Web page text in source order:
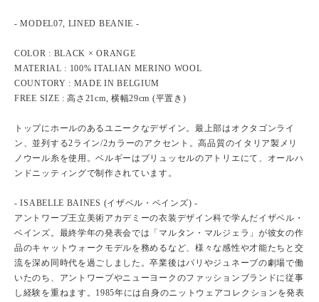
- MODEL07, LINED BEANIE -
COLOR : BLACK × ORANGE
MATERIAL : 100% ITALIAN MERINO WOOL
COUNTORY : MADE IN BELGIUM
FREE SIZE : 高さ21cm, 横幅29cm (平置き)
トップにホールのあるユニークなデザイン。最上部はオクタゴンライ
ン、並列する2ライン/2カラーのアクセント。高品質のイタリア製メリ
ノウール糸を使用。ベルギーはブリュッセルのアトリエにて、オールハ
ンドニッティングで制作されています。
- ISABELLE BAINES (イザベル・ベインズ) -
アントワープ王立美術アカデミーの衣装デザイン科で学んだイザベル・
ベインズ。最終学年の発表会では「マルタン・マルジェラ」が彼女の作
品のキャットウォークモデルを務めるなど、様々な感性や才能たちと交
流を深め同時代を過ごしました。卒業後はパリやジュネーブの劇場で働
いたのち、アントワープやニューヨークのファッションブランドに従事
し経験を重ねます。1985年には自身のニットウェアコレクションを発表